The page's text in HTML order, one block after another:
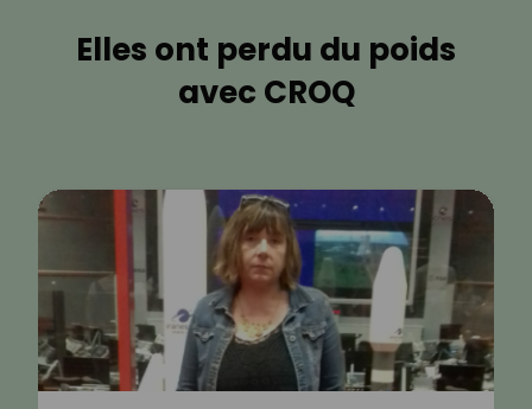
Elles ont perdu du poids
avec CROQ